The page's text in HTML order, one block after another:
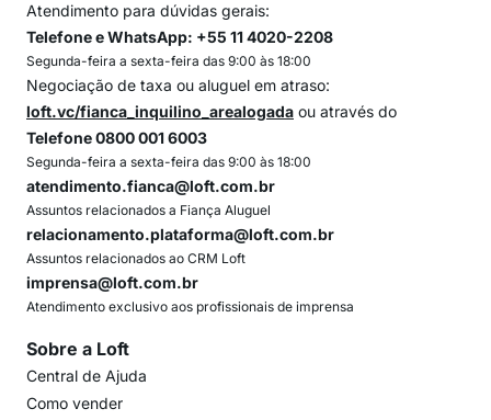
Atendimento para dúvidas gerais:
Telefone e WhatsApp: +55 11 4020-2208
Segunda-feira a sexta-feira das 9:00 às 18:00
Negociação de taxa ou aluguel em atraso:
loft.vc/fianca_inquilino_arealogada ou através do
Telefone 0800 001 6003
Segunda-feira a sexta-feira das 9:00 às 18:00
atendimento.fianca@loft.com.br
Assuntos relacionados a Fiança Aluguel
relacionamento.plataforma@loft.com.br
Assuntos relacionados ao CRM Loft
imprensa@loft.com.br
Atendimento exclusivo aos profissionais de imprensa
Sobre a Loft
Central de Ajuda
Como vender